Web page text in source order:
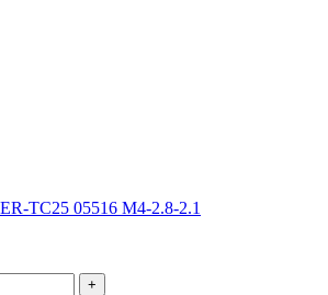
TC25 05516 M4-2.8-2.1
+